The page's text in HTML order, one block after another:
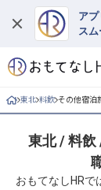
ア
スム
ログイン
求人・施設
就職・転
東北 料飲 その他宿泊
東北 / 料飲
おもてなしHR